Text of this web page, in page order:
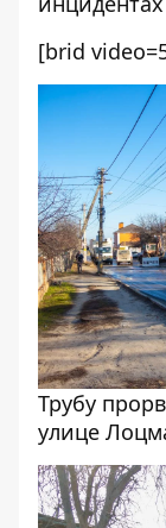
[brid
Трубу
улице